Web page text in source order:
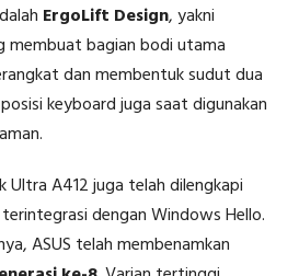
ErgoLift Design, yakni
membuat bagian bodi utama
dan membentuk sudut dua
keyboard juga saat digunakan
Ultra A412 juga telah dilengkapi
dengan Windows Hello.
ASUS telah membenamkan